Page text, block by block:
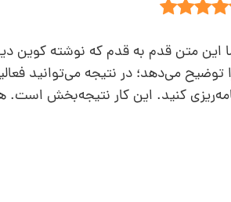
این متن قدم به قدم که نوشته
توضیح می‌دهد؛ در نتیجه می‌توانید
کنید. این کار نتیجه‌بخش است.